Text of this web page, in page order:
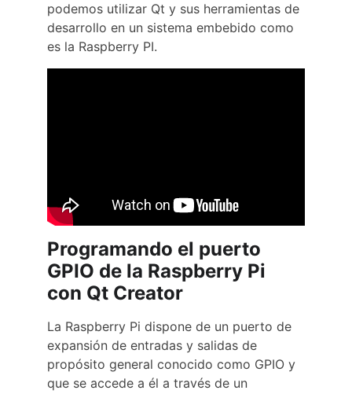
podemos utilizar Qt y sus herramientas de
desarrollo en un sistema embebido como
es la Raspberry PI.
Programando el puerto
GPIO de la Raspberry Pi
con Qt Creator
La Raspberry Pi dispone de un puerto de
expansión de entradas y salidas de
propósito general conocido como GPIO y
que se accede a él a través de un